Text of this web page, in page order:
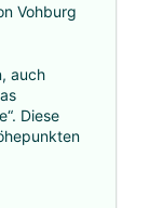
Vohburg
auch
Diese